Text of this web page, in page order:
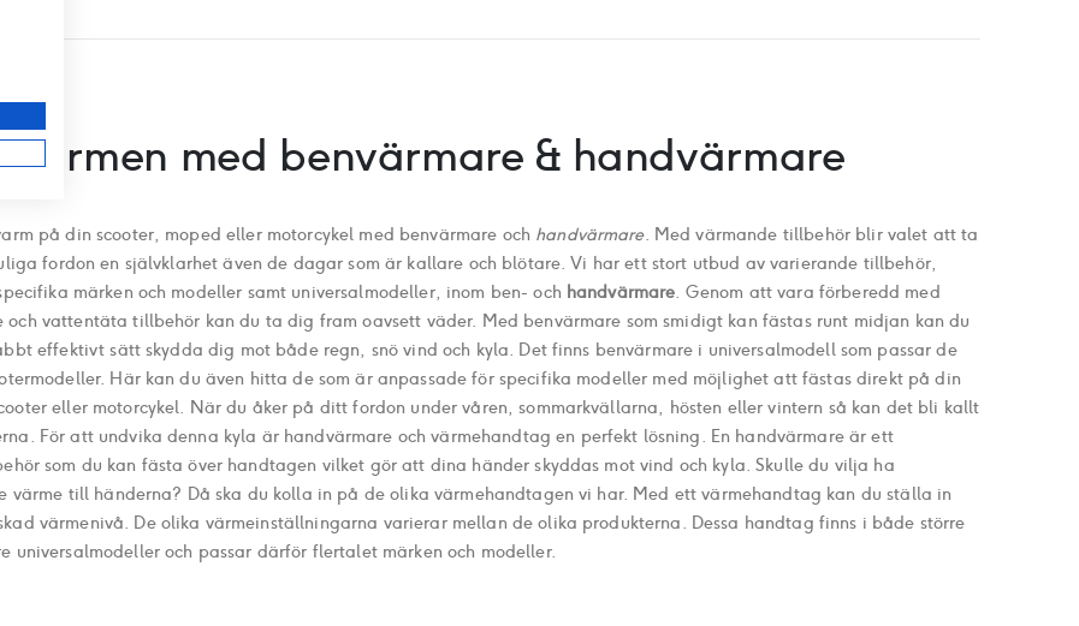
värmen med benvärmare & handvärmare
på din scooter, moped eller motorcykel med benvärmare och handvärmare. Med värmande tillbehör blir valet att ta
fordon en självklarhet även de dagar som är kallare och blötare. Vi har ett stort utbud av varierande tillbehör,
märken och modeller samt universalmodeller, inom ben- och handvärmare. Genom att vara förberedd med
och vattentäta tillbehör kan du ta dig fram oavsett väder. Med benvärmare som smidigt kan fästas runt midjan kan du
effektivt sätt skydda dig mot både regn, snö vind och kyla. Det finns benvärmare i universalmodell som passar de
Här kan du även hitta de som är anpassade för specifika modeller med möjlighet att fästas direkt på din
eller motorcykel. När du åker på ditt fordon under våren, sommarkvällarna, hösten eller vintern så kan det bli kallt
För att undvika denna kyla är handvärmare och värmehandtag en perfekt lösning. En handvärmare är ett
som du kan fästa över handtagen vilket gör att dina händer skyddas mot vind och kyla. Skulle du vilja ha
värme till händerna? Då ska du kolla in på de olika värmehandtagen vi har. Med ett värmehandtag kan du ställa in
värmenivå. De olika värmeinställningarna varierar mellan de olika produkterna. Dessa handtag finns i både större
universalmodeller och passar därför flertalet märken och modeller.